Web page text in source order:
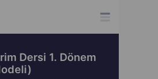
Dersi 1. Dönem